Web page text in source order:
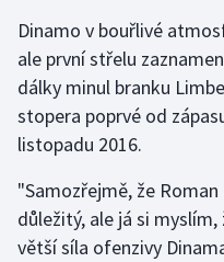
Rychlobruslení
Rychlostní kanoistika
Short track
Sportovní střelba
Stolní tenis
Dinamo v bouřlivé
ale první střelu
dálky minul branku
stopera poprvé od
listopadu 2016.
"Samozřejmě, že
důležitý, ale já si
větší síla ofenzivy